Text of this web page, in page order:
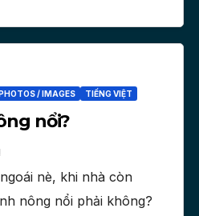
/ IMAGES TIẾNG VIỆT
nổi?
nè, khi nhà còn
nông nổi phải không?